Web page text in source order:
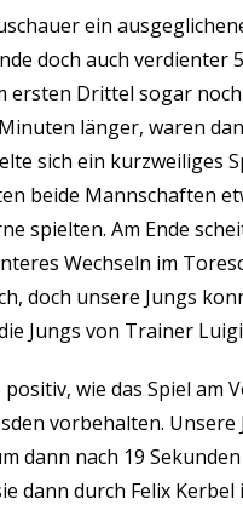
ein
doch auch verdienter
Drittel sogar
länger, waren
sich ein kurzweiliges
beide Mannschaften
spielten. Am Ende
Wechseln im
doch unsere Jungs
Jungs von Trainer
wie das Spiel am
vorbehalten.
dann nach 19
dann durch Felix